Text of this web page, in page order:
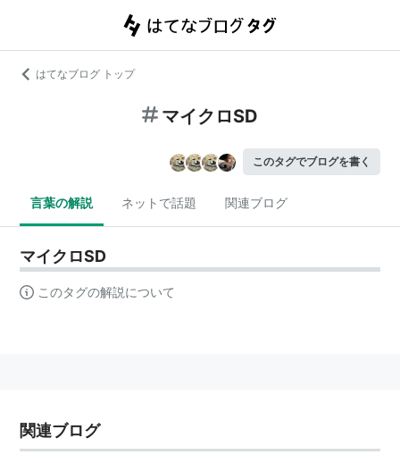
はてなブログ トップ
マイクロSD
このタグでブログを書く
言葉の解説 ネットで話題 関連ブログ
マイクロSD
このタグの解説について
関連ブログ